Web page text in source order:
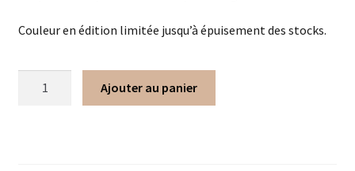
Couleur en édition limitée jusqu’à épuisement des stocks.
Ajouter au panier